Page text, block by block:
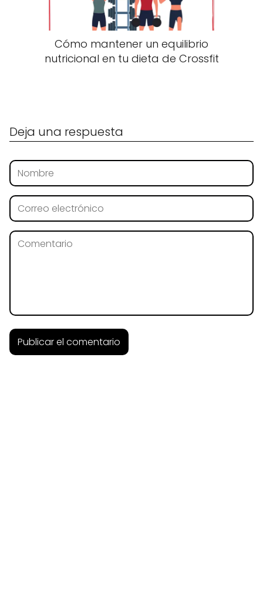
Cómo mantener un equilibrio
nutricional en tu dieta de Crossfit
Deja una respuesta